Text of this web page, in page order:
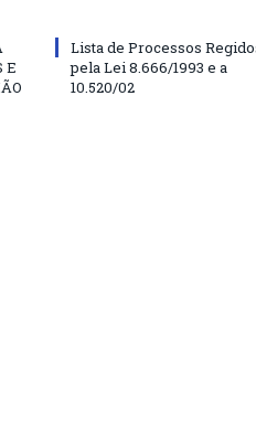
E
Lista de Processos
pela Lei 8.666/1993 e a
10.520/02